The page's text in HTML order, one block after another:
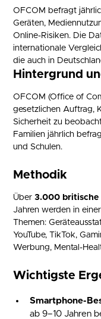
OFCOM befragt
Geräten,
Online-Risiken. Die
internationale
die auch in
Hintergrund
OFCOM (Office of
gesetzlichen Auftrag,
Sicherheit zu
Familien jährlich
und Schulen.
Methodik
Über3.000 britische
Jahren werden in
Themen:
YouTube, TikTok,
Werbung, Mental-
Wichtigste
Smartphone-
ab 9–10 Jahren